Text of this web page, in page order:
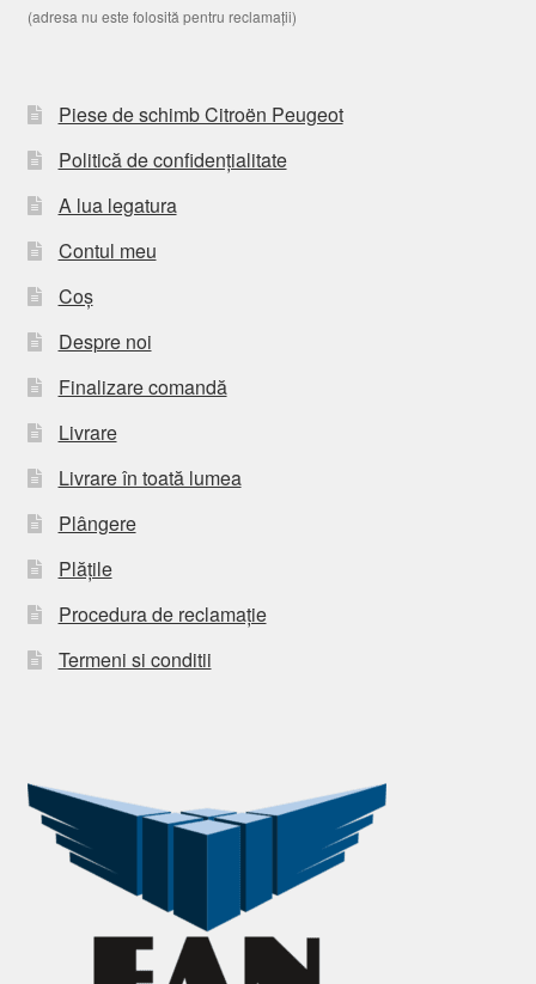
(adresa nu este folosită pentru reclamații)
Piese de schimb Citroën Peugeot
Politică de confidențialitate
A lua legatura
Contul meu
Coș
Despre noi
Finalizare comandă
Livrare
Livrare în toată lumea
Plângere
Plățile
Procedura de reclamație
Termeni si conditii